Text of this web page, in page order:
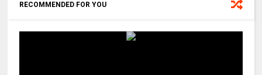
RECOMMENDED FOR YOU